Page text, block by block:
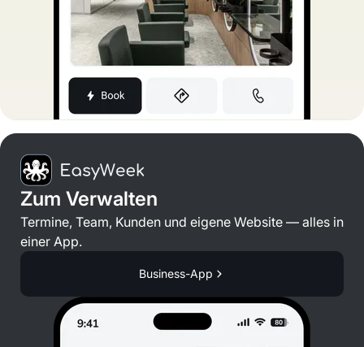
Zum Verwalten
Termine, Team, Kunden und eigene Website — alles in
einer App.
Business-App